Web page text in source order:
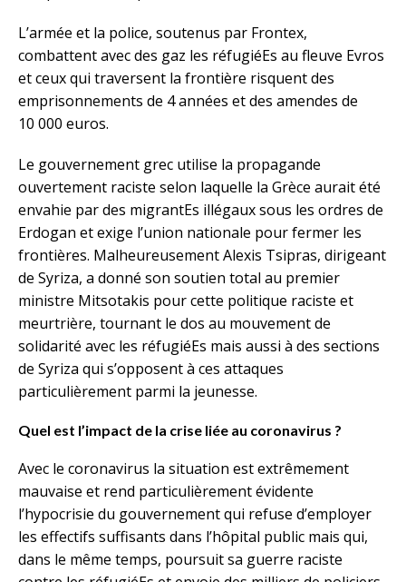
L’armée et la police, soutenus par Frontex,
combattent avec des gaz les réfugiéEs au fleuve Evros
et ceux qui traversent la frontière risquent des
emprisonnements de 4 années et des amendes de
10 000 euros.
Le gouvernement grec utilise la propagande
ouvertement raciste selon laquelle la Grèce aurait été
envahie par des migrantEs illégaux sous les ordres de
Erdogan et exige l’union nationale pour fermer les
frontières. Malheureusement Alexis Tsipras, dirigeant
de Syriza, a donné son soutien total au premier
ministre Mitsotakis pour cette politique raciste et
meurtrière, tournant le dos au mouvement de
solidarité avec les réfugiéEs mais aussi à des sections
de Syriza qui s’opposent à ces attaques
particulièrement parmi la jeunesse.
Quel est l’impact de la crise liée au coronavirus ?
Avec le coronavirus la situation est extrêmement
mauvaise et rend particulièrement évidente
l’hypocrisie du gouvernement qui refuse d’employer
les effectifs suffisants dans l’hôpital public mais qui,
dans le même temps, poursuit sa guerre raciste